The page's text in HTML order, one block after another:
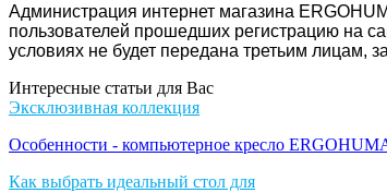
Администрация интернет магазина
пользователей прошедших регистрацию на
условиях не будет передана третьим лицам,
Интересные статьи для Вас
Эксклюзивная коллекция
Особенности - компьютерное кресло
Как выбрать идеальный стол для